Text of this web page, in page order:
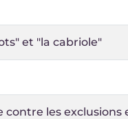
et "la cabriole"
les exclusions